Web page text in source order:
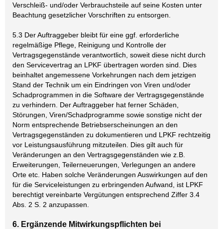
Verschleiß- und/oder Verbrauchsteile auf seine Kosten unter
Beachtung gesetzlicher Vorschriften zu entsorgen.
5.3 Der Auftraggeber bleibt für eine ggf. erforderliche
regelmäßige Pflege, Reinigung und Kontrolle der
Vertragsgegenstände verantwortlich, soweit diese nicht durch
den Servicevertrag an LPKF übertragen worden sind. Dies
beinhaltet angemessene Vorkehrungen nach dem jetzigen
Stand der Technik um ein Eindringen von Viren und/oder
Schadprogrammen in die Software der Vertragsgegenstände
zu verhindern. Der Auftraggeber hat ferner Schäden,
Störungen, Viren/Schadprogramme sowie sonstige nicht der
Norm entsprechende Betriebserscheinungen an den
Vertragsgegenständen zu dokumentieren und LPKF rechtzeitig
vor Leistungsausführung mitzuteilen. Dies gilt auch für
Veränderungen an den Vertragsgegenständen wie z.B.
Erweiterungen, Teilerneuerungen, Verlegungen an andere
Orte etc. Haben solche Veränderungen Auswirkungen auf den
für die Serviceleistungen zu erbringenden Aufwand, ist LPKF
berechtigt vereinbarte Vergütungen entsprechend Ziffer 3.4
Abs. 2 S. 2 anzupassen.
6. Ergänzende Mitwirkungspflichten bei